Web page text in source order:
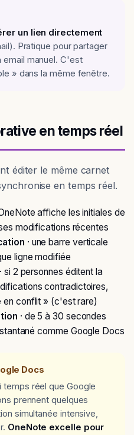
un lien directement
Pratique pour partager
email manuel. C'est
» dans la même fenêtre.
en temps réel
éditer le même carnet
en temps réel.
affiche les initiales de
modifications récentes
· une barre verticale
ligne modifiée
· si 2 personnes éditent la
contradictoires,
en conflit » (c'est rare)
· de 5 à 30 secondes
comme Google Docs
Docs
réel que Google
prennent quelques
simultanée intensive,
OneNote excelle pour